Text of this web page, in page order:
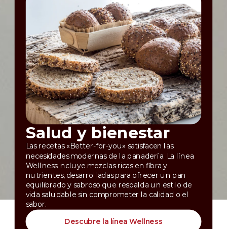
Salud y bienestar
Las recetas «Better-for-you» satisfacen las
necesidades modernas de la panadería. La línea
Wellness incluye mezclas ricas en fibra y
nutrientes, desarrolladas para ofrecer un pan
equilibrado y sabroso que respalda un estilo de
vida saludable sin comprometer la calidad o el
sabor.
Descubre la línea Wellness